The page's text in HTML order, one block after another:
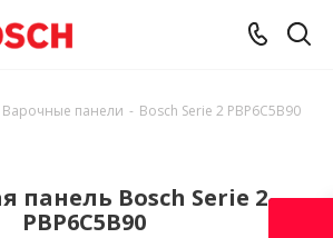
Варочные панели - Bosch Serie 2 PBP6C5B90
панель Bosch Serie 2
PBP6C5B90